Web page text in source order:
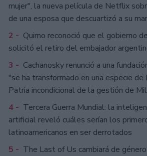
mujer", la nueva película de Netflix
de una esposa que descuartizó a su
2 - Quirno reconoció que el gobierno
solicitó el retiro del embajador
3 - Cachanosky renunció a una
"se ha transformado en una especie
Patria incondicional de la gestión de
4 - Tercera Guerra Mundial: la
artificial reveló cuáles serían los
latinoamericanos en ser derrotados
5 - The Last of Us cambiará de